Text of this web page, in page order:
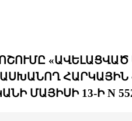
ՀԱՐԿԱՅԻՆ
ՄԱՅԻՍԻ 13-Ի N